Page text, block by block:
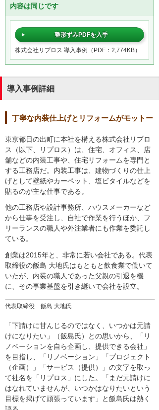
内容は同じです
整形ずみPDFを入手
株式会社リプロス 導入事例（PDF：2,774KB）
導入事例詳細
丁寧な内装仕上げとリフォームがモットー
代表取締役 飯島 大地氏
東京都日の出町に本社を構える株式会社リプロ
ス（以下、リプロス）は、住宅、オフィス、店
舗などの内装工事や、住宅リフォームを専門と
する工務店だ。内装工事は、建物づくりの仕上
げとして壁紙やカーペット、塩ビタイルなどを
貼るのが主な仕事である。
他の工務店や設計事務所、ハウスメーカーなど
から仕事を受注し、自社で作業を行うほか、フ
リーランスの職人や外注業者にも作業を委託し
ている。
創業は2015年と、非常に若い会社である。代表
取締役の飯島 大地氏はもともと飲食業で働いて
いたが、内装の職人であった父親の引退を機
に、その事業基盤を引き継いで会社を設立。
「下請けに甘んじるのではなく、いつかは元請
けになりたい」（飯島氏）との思いから、「リ
ノベーションを自ら企画し、提供できる会社」
を目指し、「リノベーション」「プロジェクト
（企画）」「サービス（提供）」の文字を取っ
て社名を「リプロス」にした。「まだ元請けに
はなれていませんが、いつかはなりたいという
目標を掲げて頑張っています」と飯島氏は熱く